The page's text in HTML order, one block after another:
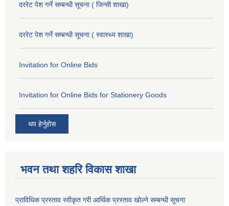
दररेट पेश गर्ने सम्बन्धी सूचना ( जिन्सी शाखा)
दररेट पेश गर्ने सम्बन्धी सूचना ( स्वास्थ्य शाखा)
Invitation for Online Bids
Invitation for Online Bids for Stationery Goods
थप हेर्नुहोस
भवन तथा शहरि विकास शाखा
प्राविधिक प्रस्ताव स्वीकृत गरी आर्थिक प्रस्ताव खोल्ने सम्बन्धी सूचना